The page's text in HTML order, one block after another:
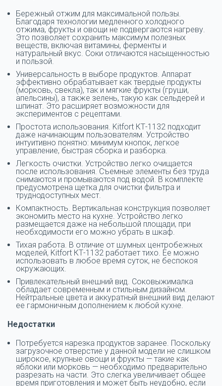
Бережный отжим для максимальной пользы.
Благодаря технологии медленного холодного
отжима, фрукты и овощи не подвергаются нагреву.
Это позволяет сохранить максимум полезных
веществ, включая витамины, ферменты и
натуральный вкус. Соки отличаются насыщенностью
и пользой.
Универсальность в выборе продуктов. Аппарат
эффективно обрабатывает как твердые продукты
(морковь, свекла), так и мягкие фрукты (груши,
апельсины), а также зелень, такую как сельдерей и
шпинат. Это расширяет возможности для
экспериментов с рецептами.
Простота использования. Kitfort КТ-1132 подходит
даже начинающим пользователям. Устройство
интуитивно понятно: минимум кнопок, легкое
управление, быстрая сборка и разборка.
Легкость очистки. Устройство легко очищается
после использования. Съемные элементы без труда
снимаются и промываются под водой. В комплекте
предусмотрена щетка для очистки фильтра и
труднодоступных мест.
Компактность. Вертикальная конструкция позволяет
экономить место на кухне. Устройство легко
размещается даже на небольшой площади, при
необходимости его можно убрать в шкаф.
Тихая работа. В отличие от шумных центробежных
моделей, Kitfort КТ-1132 работает тихо. Ее можно
использовать в любое время суток, не беспокоя
окружающих.
Привлекательный внешний вид. Соковыжималка
обладает современным и стильным дизайном.
Нейтральные цвета и аккуратный внешний вид делают
ее гармоничным дополнением к любой кухне.
Недостатки
Потребуется нарезка продуктов заранее. Поскольку
загрузочное отверстие у данной модели не слишком
широкое, крупные овощи и фрукты — такие как
яблоки или морковь — необходимо предварительно
разрезать на части. Это слегка увеличивает общее
время приготовления и может быть неудобно, если